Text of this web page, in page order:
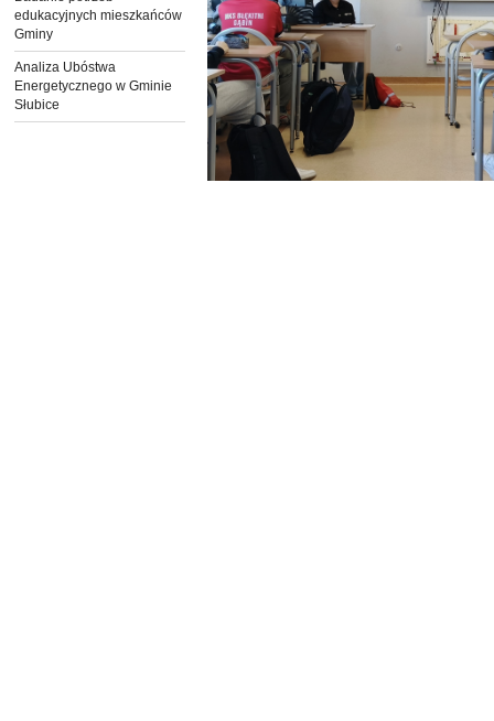
edukacyjnych mieszkańców
Gminy
Analiza Ubóstwa
Energetycznego w Gminie
Słubice